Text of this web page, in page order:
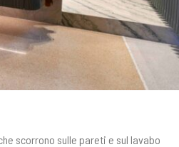
scorrono sulle pareti e sul lavabo